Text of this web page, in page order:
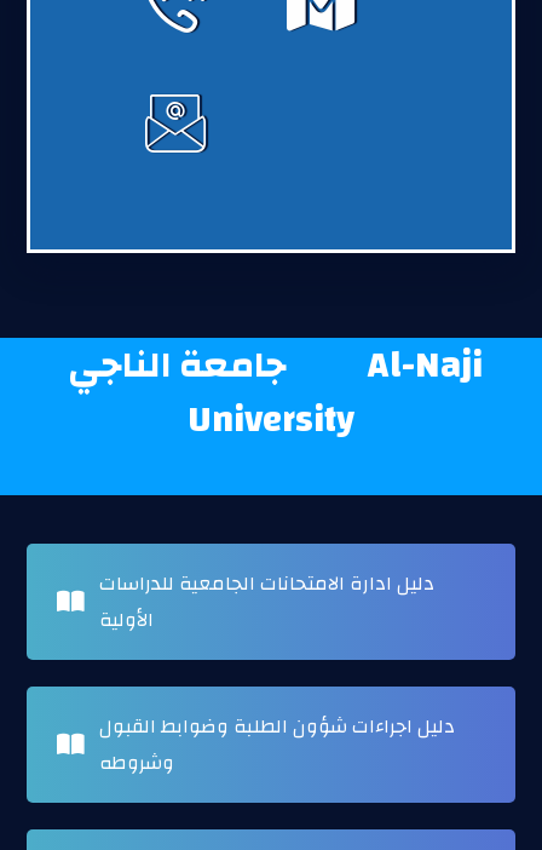
جامعة الناجيAl-Naji
University
دليل ادارة الامتحانات الجامعية للدراسات
الأولية
دليل اجراءات شؤون الطلبة وضوابط القبول
وشروطه